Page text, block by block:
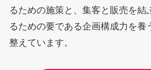
るための施策と、集客と販売を結
るための要である企画構成力を養
整えています。